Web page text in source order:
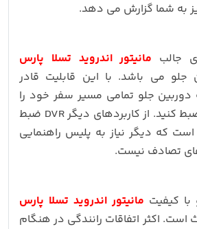
به شما گزارش می دهد.
جالب مانیتور اندروید تسلا پارس
جلو می باشد. با این قابلیت قادر
دوربین جلو تمامی مسیر سفر خود را
در حافظه دستگاه ضبط کنید. از کاربردهای دیگر DVR ضبط
که دیگر نیاز به پلیس راهنمایی
تصادف نیست.
با کیفیت مانیتور اندروید تسلا پارس
است. اکثر اتفاقات رانندگی در هنگام